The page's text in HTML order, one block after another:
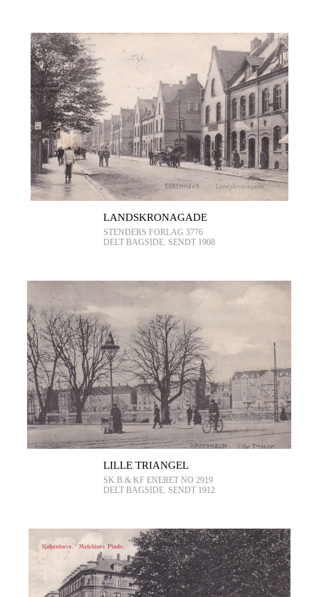
LANDSKRONAGADE
STENDERS FORLAG 3776
DELT BAGSIDE. SENDT 1908
LILLE TRIANGEL
SK.B.& KF ENERET NO 2919
DELT BAGSIDE. SENDT 1912